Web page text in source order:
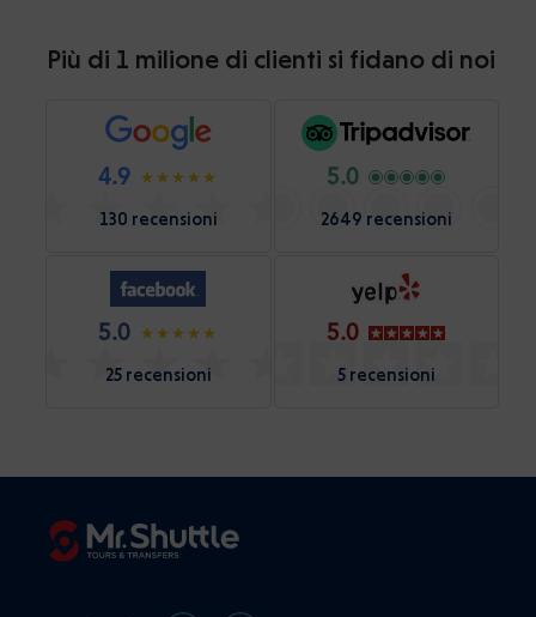
Più di 1 milione di clienti si fidano di noi
4.9
130 recensioni
5.0
2649 recensioni
5.0
25 recensioni
5.0
5 recensioni